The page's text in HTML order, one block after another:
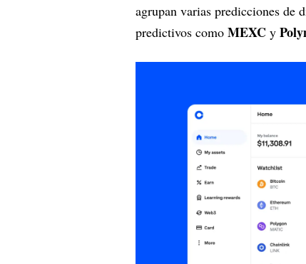
agrupan varias predicciones de
predictivos como MEXC y